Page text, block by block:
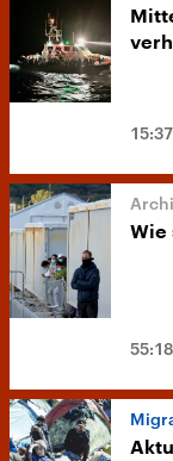
Wie